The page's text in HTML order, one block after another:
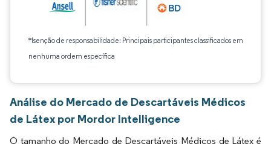
*Isenção de responsabilidade: Principais participantes classificados em
nenhuma ordem específica
Análise do Mercado de Descartáveis Médicos
de Látex por Mordor Intelligence
O tamanho do Mercado de Descartáveis Médicos de Látex é